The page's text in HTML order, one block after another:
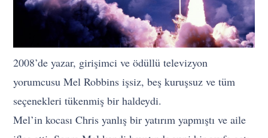
2008’de yazar, girişimci ve ödüllü televizyon
yorumcusu Mel Robbins işsiz, beş kuruşsuz ve tüm
seçenekleri tükenmiş bir haldeydi.
Mel’in kocası Chris yanlış bir yatırım yapmıştı ve aile